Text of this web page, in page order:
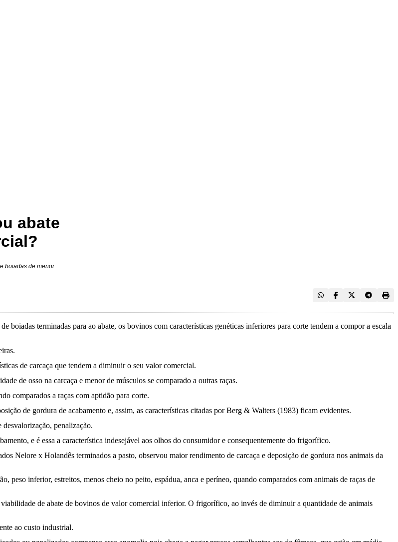
abate
boiadas de menor
boiadas terminadas para ao abate, os bovinos com características genéticas inferiores para corte tendem a compor a escala
de carcaça que tendem a diminuir o seu valor comercial.
de osso na carcaça e menor de músculos se comparado a outras raças.
comparados a raças com aptidão para corte.
de gordura de acabamento e, assim, as características citadas por Berg & Walters (1983) ficam evidentes.
penalização.
e é essa a característica indesejável aos olhos do consumidor e consequentemente do frigorífico.
Nelore x Holandês terminados a pasto, observou maior rendimento de carcaça e deposição de gordura nos animais da
peso inferior, estreitos, menos cheio no peito, espádua, anca e períneo, quando comparados com animais de raças de
de abate de bovinos de valor comercial inferior. O frigorífico, ao invés de diminuir a quantidade de animais
ao custo industrial.